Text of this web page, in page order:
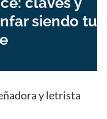
siendo tu
y letrista